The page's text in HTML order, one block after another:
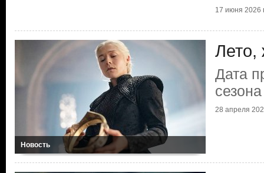
17 июня 2026
Новость
Лето,
Дата
28 апреля